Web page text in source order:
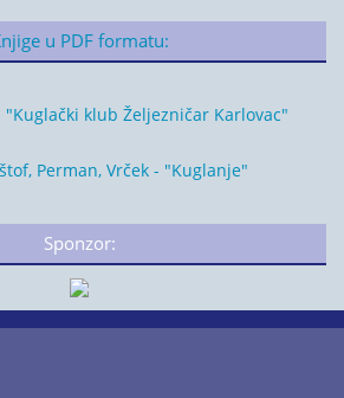
u PDF formatu:
"Kuglački klub Željezničar Karlovac"
Perman, Vrček - "Kuglanje"
Sponzor: